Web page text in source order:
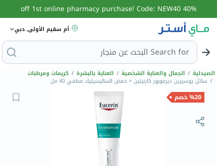
40% off 1st online pharmacy purchase! Code: NEW40
أم سقيم الأولى, دبي
Search for البحث عن من
الصيدلية / الجمال والعناية الشخصية / العناية بالبشرة / كريمات ومرطبات
/ سائل يوسيرين ديرموبور كارنيتين + حمض الساليسيليك مطفي 40 مل
%20 خصم